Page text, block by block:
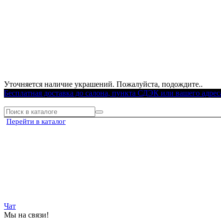
Уточняется наличие украшений. Пожалуйста, подождите..
Бесплатная доставка до салона, пункта СДЭК или вашего
Перейти в каталог
Чат
Мы на связи!